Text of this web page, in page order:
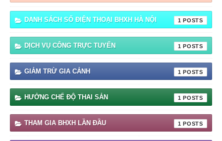
DANH SÁCH SỐ ĐIỆN THOẠI BHXH HÀ NỘI 1
DỊCH VỤ CÔNG TRỰC TUYẾN 1
GIẢM TRỪ GIA CẢNH 1
HƯỞNG CHẾ ĐỘ THAI SẢN 1
THAM GIA BHXH LẦN ĐẦU 1